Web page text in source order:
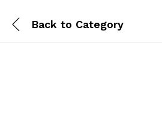
Back to Category